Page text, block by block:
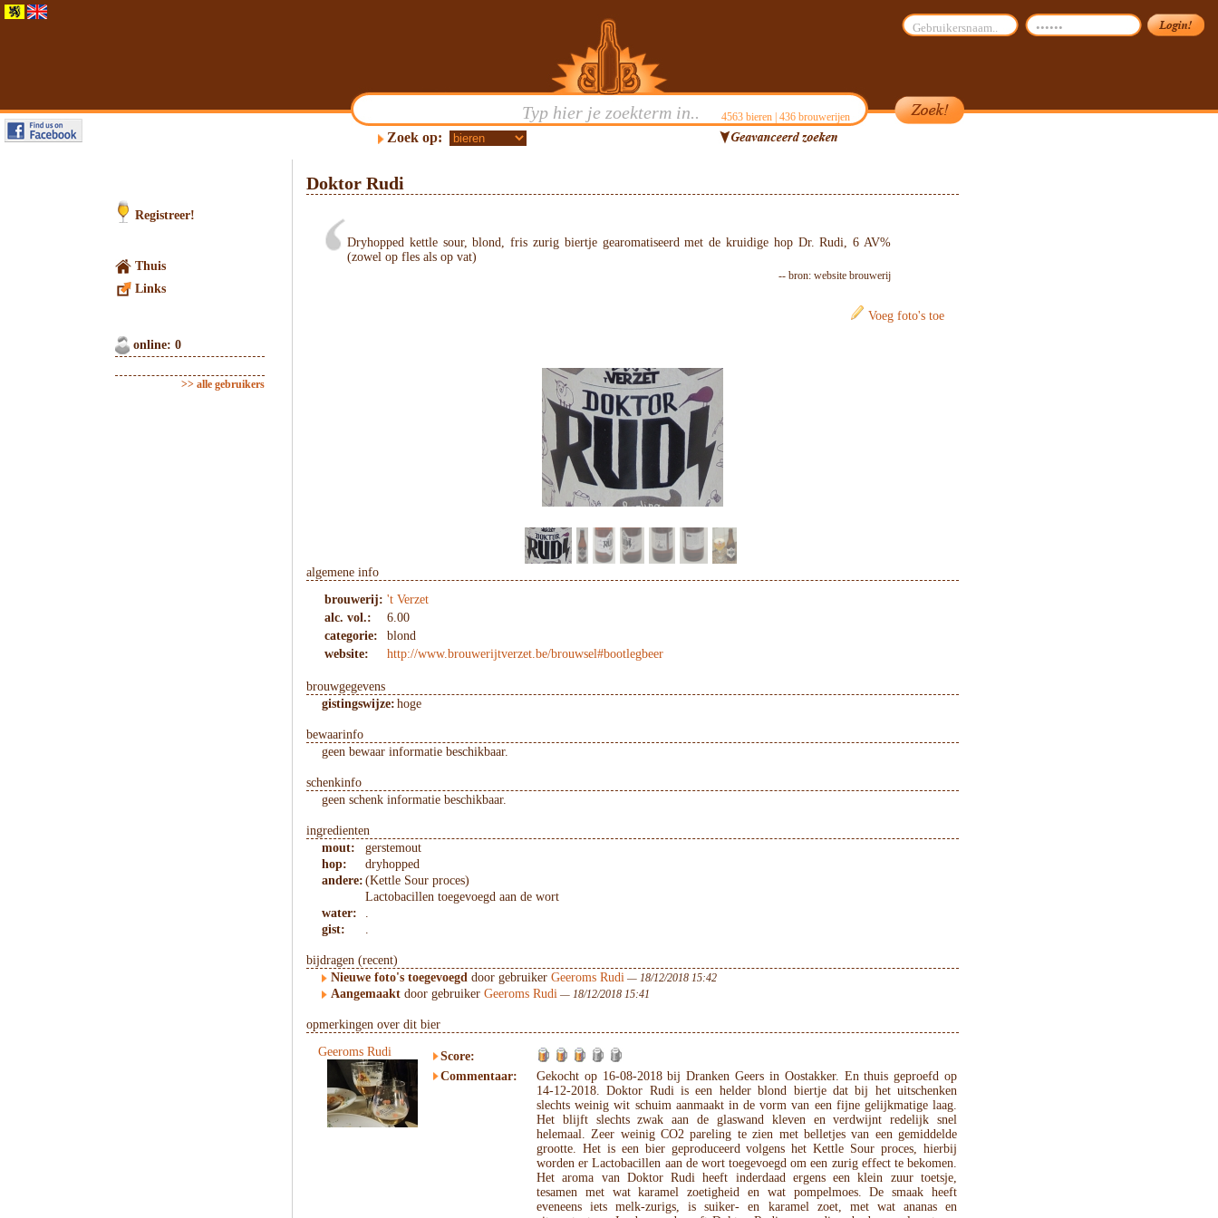
4563bieren | 436brouwerijen
Zoek op:
Registreer!
Thuis
Links
online: 0
>> alle gebruikers
Doktor Rudi
Dryhopped kettle sour, blond, fris zurig biertje gearomatiseerd met de kruidige hop Dr. Rudi, 6 AV%
(zowel op fles als op vat)
-- bron: website brouwerij
Voeg foto's toe
algemene info
brouwerij: 't Verzet
alc. vol.:
6.00
categorie:
blond
website:
http://www.brouwerijtverzet.be/brouwsel#bootlegbeer
brouwgegevens
gistingswijze: hoge
bewaarinfo
geen bewaar informatie beschikbaar.
schenkinfo
geen schenk informatie beschikbaar.
ingredienten
mout:
gerstemout
hop:
dryhopped
andere: (Kettle Sour proces)
Lactobacillen toegevoegd aan de wort
water:
.
gist:
.
bijdragen (recent)
Nieuwe foto's toegevoegd door gebruiker Geeroms Rudi — 18/12/2018 15:42
Aangemaakt door gebruiker Geeroms Rudi — 18/12/2018 15:41
opmerkingen over dit bier
Geeroms Rudi
Score:
Commentaar:
Gekocht op 16-08-2018 bij Dranken Geers in Oostakker. En thuis geproefd op
14-12-2018. Doktor Rudi is een helder blond biertje dat bij het uitschenken
slechts weinig wit schuim aanmaakt in de vorm van een fijne gelijkmatige laag.
Het blijft slechts zwak aan de glaswand kleven en verdwijnt redelijk snel
helemaal. Zeer weinig CO2 pareling te zien met belletjes van een gemiddelde
grootte. Het is een bier geproduceerd volgens het Kettle Sour proces, hierbij
worden er Lactobacillen aan de wort toegevoegd om een zurig effect te bekomen.
Het aroma van Doktor Rudi heeft inderdaad ergens een klein zuur toetsje,
tesamen met wat karamel zoetigheid en wat pompelmoes. De smaak heeft
eveneens iets melk-zurigs, is suiker- en karamel zoet, met wat ananas en